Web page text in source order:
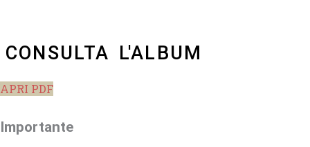
CONSULTA L'ALBUM
APRI PDF
Importante